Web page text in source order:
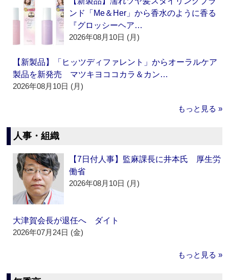
ンド「Me＆Her」から香水のように香る
『グロッシーヘア…
2026年08月10日 (月)
【新製品】「ヒッツディファレント」からオーラルケア
製品を新発売 マツキヨココカラ＆カン…
2026年08月10日 (月)
もっと見る »
人事・組織
【7日付人事】監麻課長に井本氏 厚生労
働省
2026年08月10日 (月)
大津賀会長が退任へ ダイト
2026年07月24日 (金)
もっと見る »